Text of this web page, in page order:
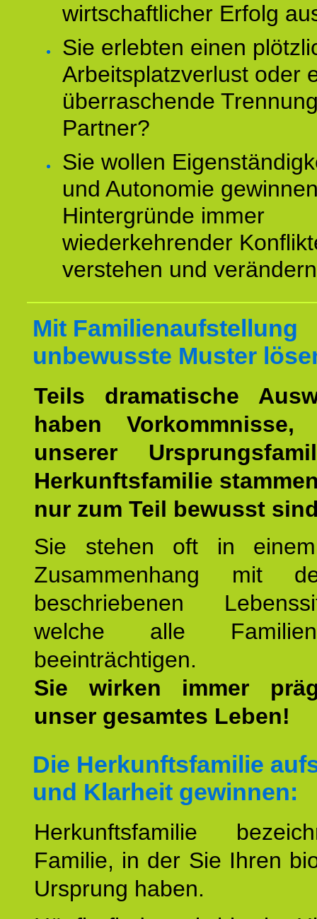
wirtschaftlicher Erfolg
Sie erlebten einen
Arbeitsplatzverlust oder
überraschende
Partner?
Sie wollen
und Autonomie
Hintergründe immer
wiederkehrender
verstehen und
Mit Familienaufstellung
unbewusste Muster
Teils dramatische
haben
unserer
Herkunftsfamilie
nur zum Teil bewusst
Sie stehen oft in
Zusammenhang mit
beschriebenen
welche alle
beeinträchtigen.
Sie wirken immer
unser gesamtes Leben!
Die Herkunftsfamilie
und Klarheit gewinnen:
Herkunftsfamilie
Familie, in der Sie Ihren
Ursprung haben.